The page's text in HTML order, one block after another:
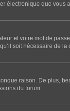
électronique que
et votre mot de
soit nécessaire de la
raison. De
du forum.